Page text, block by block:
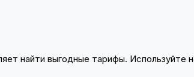
найти выгодные тарифы. Используйте